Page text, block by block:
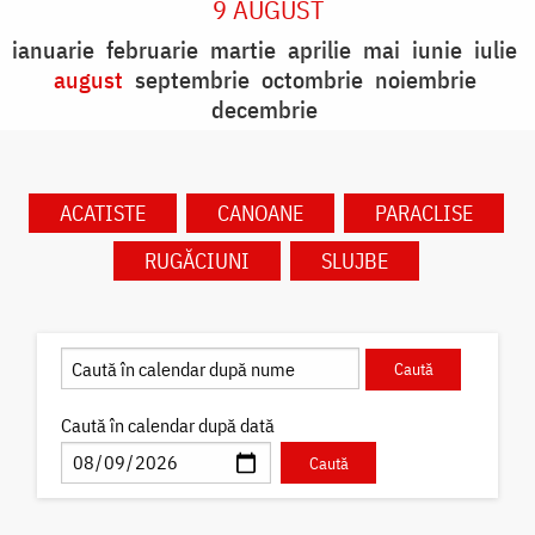
9 AUGUST
ianuarie februarie martie aprilie mai iunie iulie
august septembrie octombrie noiembrie
decembrie
ACATISTE CANOANE
PARACLISE
RUGĂCIUNI
SLUJBE
Caută în calendar după dată